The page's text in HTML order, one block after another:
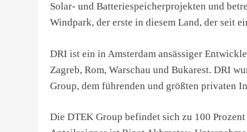
Solar- und Batteriespeicherprojekten und
Windpark, der erste in diesem Land, der seit
DRI ist ein in Amsterdam ansässiger
Zagreb, Rom, Warschau und Bukarest. DRI
Group, dem führenden und größten privaten
Die DTEK Group befindet sich zu 100